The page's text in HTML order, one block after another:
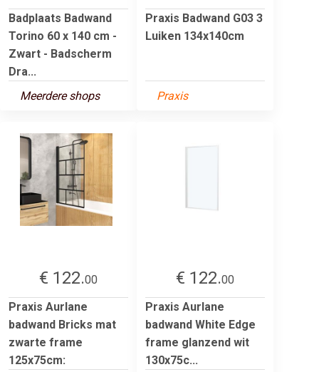
Badplaats Badwand
Torino 60 x 140 cm -
Zwart - Badscherm
Dra...
Meerdere shops
Praxis Badwand G03 3
Luiken 134x140cm
Praxis
€ 122.00
Praxis Aurlane
badwand Bricks mat
zwarte frame
125x75cm:
€ 122.00
Praxis Aurlane
badwand White Edge
frame glanzend wit
130x75c...